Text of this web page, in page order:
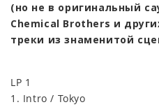
(но не в оригинальный
Chemical Brothers и
треки из знаменитой
LP 1
1. Intro / Tokyo